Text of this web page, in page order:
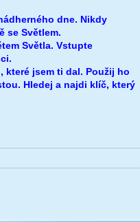
dne. Nikdy
se Světlem.
Světla. Vstupte
jsem ti dal. Použij ho
Hledej a najdi klíč, který